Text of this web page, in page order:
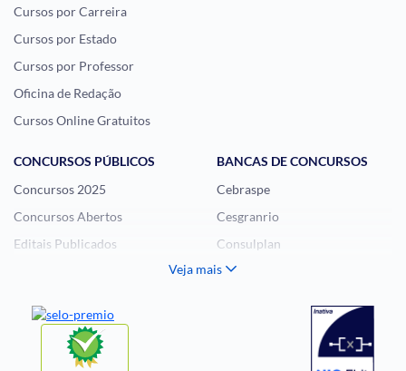
Cursos por Carreira
Cursos por Estado
Cursos por Professor
Oficina de Redação
Cursos Online Gratuitos
CONCURSOS PÚBLICOS
Concursos 2025
Concursos Abertos
Editais Publicados
Questões de Concurso
BANCAS DE CONCURSOS
Cebraspe
Cesgranrio
Consulplan
FCC
Veja mais